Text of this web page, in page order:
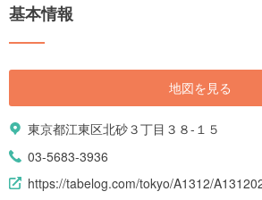
基本情報
地図を見る
東京都江東区北砂３丁目３８-１５
03-5683-3936
https://tabelog.com/tokyo/A1312/